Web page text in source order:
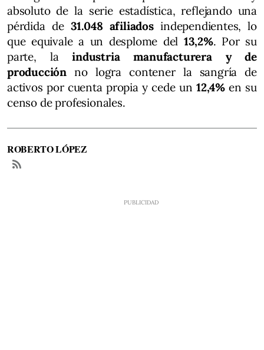
absoluto de la serie estadística, reflejando una
pérdida de 31.048 afiliadosindependientes, lo
que equivale a un desplome del 13,2%. Por su
parte, laindustria manufacturera y de
producción no logra contener la sangría de
activos por cuenta propia y cede un 12,4% en su
censo de profesionales.
ROBERTO LÓPEZ